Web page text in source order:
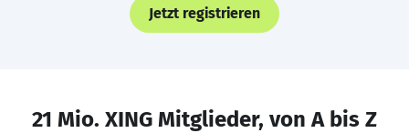
Jetzt registrieren
21 Mio. XING Mitglieder, von A bis Z